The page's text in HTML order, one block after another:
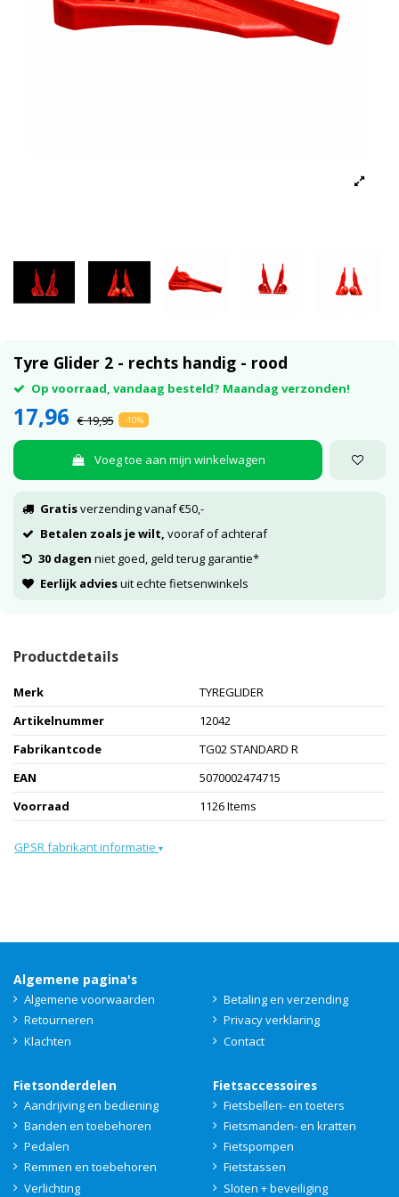
Tyre Glider 2 - rechts handig - rood
Op voorraad, vandaag besteld? Maandag verzonden!
17,96 € 19,95 -10%
Voeg toe aan mijn winkelwagen
Gratisverzending vanaf €50,-
Betalen zoals je wilt, vooraf of achteraf
30 dagen niet goed, geld terug garantie*
Eerlijk adviesuit echte fietsenwinkels
Productdetails
Merk
TYREGLIDER
Artikelnummer
12042
Fabrikantcode
TG02 STANDARD R
EAN
5070002474715
Voorraad
1126 Items
GPSR fabrikant informatie ▾
Algemene pagina's
Algemene voorwaarden
Betaling en verzending
Retourneren
Privacy verklaring
Klachten
Contact
Fietsonderdelen
Aandrijving en bediening
Banden en toebehoren
Pedalen
Remmen en toebehoren
Verlichting
Fietsaccessoires
Fietsbellen- en toeters
Fietsmanden- en kratten
Fietspompen
Fietstassen
Sloten + beveiliging